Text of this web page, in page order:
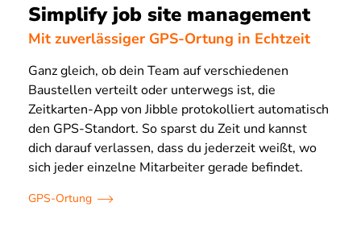
Simplify job site management
Mit zuverlässiger GPS-Ortung in Echtzeit
Ganz gleich, ob dein Team auf verschiedenen
Baustellen verteilt oder unterwegs ist, die
Zeitkarten-App von Jibble protokolliert automatisch
den GPS-Standort. So sparst du Zeit und kannst
dich darauf verlassen, dass du jederzeit weißt, wo
sich jeder einzelne Mitarbeiter gerade befindet.
GPS-Ortung